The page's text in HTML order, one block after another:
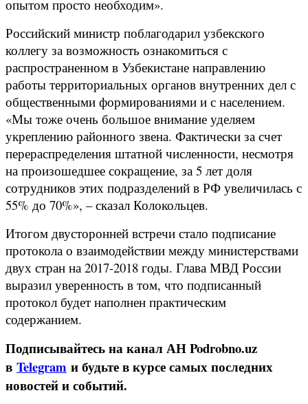
опытом просто необходим».
Российский министр поблагодарил узбекского
коллегу за возможность ознакомиться с
распространенном в Узбекистане направлению
работы территориальных органов внутренних дел с
общественными формированиями и с населением.
«Мы тоже очень большое внимание уделяем
укреплению районного звена. Фактически за счет
перераспределения штатной численности, несмотря
на произошедшее сокращение, за 5 лет доля
сотрудников этих подразделений в РФ увеличилась с
55% до 70%», – сказал Колокольцев.
Итогом двусторонней встречи стало подписание
протокола о взаимодействии между министерствами
двух стран на 2017-2018 годы. Глава МВД России
выразил уверенность в том, что подписанный
протокол будет наполнен практическим
содержанием.
Подписывайтесь на канал АН Podrobno.uz
в Telegram и будьте в курсе самых последних
новостей и событий.